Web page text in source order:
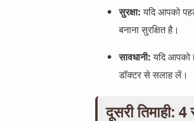
सुरक्षा:यदि आपको
बनाना सुरक्षित है।
सावधानी:यदि आपको
डॉक्टर से सलाह लें।
दूसरी